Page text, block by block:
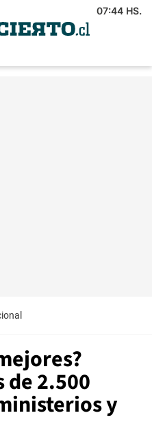
07:44 HS.
de 2.500
y